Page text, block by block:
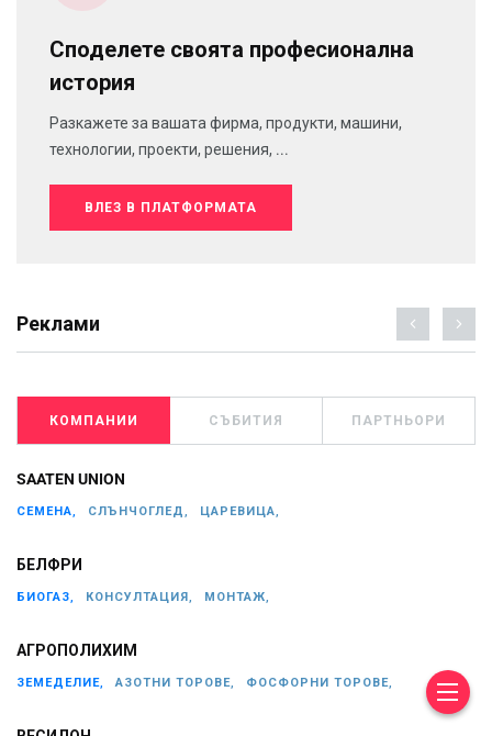
Споделете своята професионална
история
Разкажете за вашата фирма, продукти, машини,
технологии, проекти, решения, ...
ВЛЕЗ В ПЛАТФОРМАТА
Реклами
КОМПАНИИ СЪБИТИЯ ПАРТНЬОРИ
SAATEN UNION
СЕМЕНА, СЛЪНЧОГЛЕД, ЦАРЕВИЦА,
БЕЛФРИ
БИОГАЗ, КОНСУЛТАЦИЯ, МОНТАЖ,
АГРОПОЛИХИМ
ЗЕМЕДЕЛИЕ, АЗОТНИ ТОРОВЕ, ФОСФОРНИ ТОРОВЕ,